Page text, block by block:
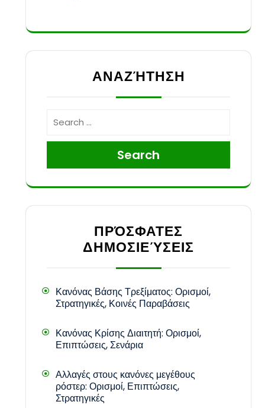
ΑΝΑΖΉΤΗΣΗ
Search
ΠΡΌΣΦΑΤΕΣ
ΔΗΜΟΣΙΕΎΣΕΙΣ
Κανόνας Βάσης Τρεξίματος: Ορισμοί,
Στρατηγικές, Κοινές Παραβάσεις
Κανόνας Κρίσης Διαιτητή: Ορισμοί,
Επιπτώσεις, Σενάρια
Αλλαγές στους κανόνες μεγέθους
ρόστερ: Ορισμοί, Επιπτώσεις,
Στρατηγικές